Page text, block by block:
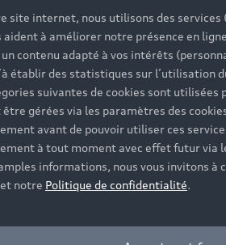
aux modèles 100%
l'application myAudi. Les
production. Découvrez-les en
site internet, nous utilisons des
aident à améliorer notre présence en
contenu adapté à vos intérêts
établir des statistiques sur l’utilisation
suivantes de cookies sont utilisées
être gérées via les paramètres des
avant de pouvoir utiliser ces
à tout moment avec effet futur via
informations, nous vous invitons à
et notre Politique de confidentialité.